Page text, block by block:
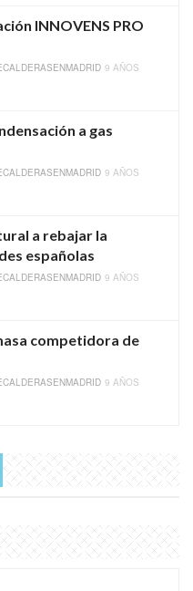
INNOVENS PRO
9 AÑOS
a gas
9 AÑOS
a rebajar la
españolas
9 AÑOS
competidora de
9 AÑOS